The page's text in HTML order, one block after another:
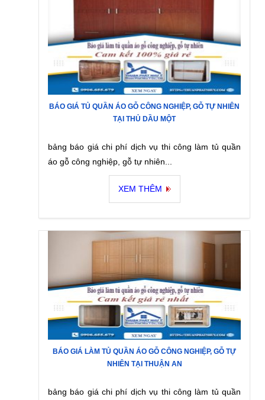
BÁO GIÁ TỦ QUẦN ÁO GỖ CÔNG NGHIỆP, GỖ TỰ NHIÊN
TẠI THỦ DẦU MỘT
bảng báo giá chi phí dịch vụ thi công làm tủ quần
áo gỗ công nghiệp, gỗ tự nhiên...
XEM THÊM
BÁO GIÁ LÀM TỦ QUẦN ÁO GỖ CÔNG NGHIỆP, GỖ TỰ
NHIÊN TẠI THUẬN AN
bảng báo giá chi phí dịch vụ thi công làm tủ quần